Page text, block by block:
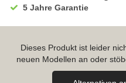
Die Beleuchtung ist auch
Diese ist im Lieferumfang
DieEsszimmer
Somit eine praktische
5 Jahre Garantie
Dieses Produkt ist leider
neuen Modellen an oder